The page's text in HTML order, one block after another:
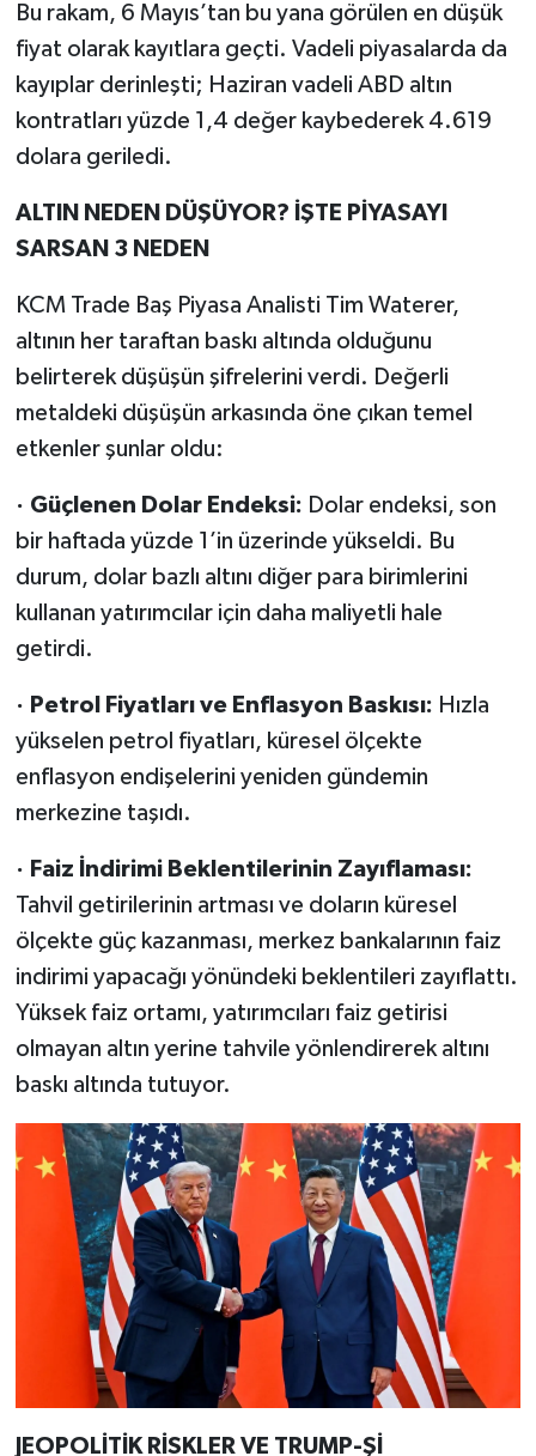
Bu rakam, 6 Mayıs’tan bu yana görülen en düşük
fiyat olarak kayıtlara geçti. Vadeli piyasalarda da
kayıplar derinleşti; Haziran vadeli ABD altın
kontratları yüzde 1,4 değer kaybederek 4.619
dolara geriledi.
ALTIN NEDEN DÜŞÜYOR? İŞTE PİYASAYI
SARSAN 3 NEDEN
KCM Trade Baş Piyasa Analisti Tim Waterer,
altının her taraftan baskı altında olduğunu
belirterek düşüşün şifrelerini verdi. Değerli
metaldeki düşüşün arkasında öne çıkan temel
etkenler şunlar oldu:
· Güçlenen Dolar Endeksi: Dolar endeksi, son
bir haftada yüzde 1’in üzerinde yükseldi. Bu
durum, dolar bazlı altını diğer para birimlerini
kullanan yatırımcılar için daha maliyetli hale
getirdi.
· Petrol Fiyatları ve Enflasyon Baskısı: Hızla
yükselen petrol fiyatları, küresel ölçekte
enflasyon endişelerini yeniden gündemin
merkezine taşıdı.
· Faiz İndirimi Beklentilerinin Zayıflaması:
Tahvil getirilerinin artması ve doların küresel
ölçekte güç kazanması, merkez bankalarının faiz
indirimi yapacağı yönündeki beklentileri zayıflattı.
Yüksek faiz ortamı, yatırımcıları faiz getirisi
olmayan altın yerine tahvile yönlendirerek altını
baskı altında tutuyor.
JEOPOLİTİK RİSKLER VE TRUMP-Şİ